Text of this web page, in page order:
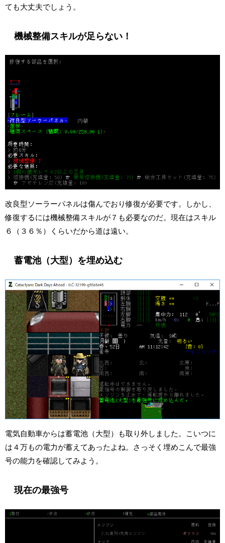
ても大丈夫でしょう。
機械整備スキルが足らない！
改良型ソーラーパネルは傷んでおり修復が必要です。しかし、
修復するには機械整備スキルが７も必要なのだ。現在はスキル
６（３６％）くらいだから道は遠い。
蓄電池（大型）を埋め込む
電気自動車からは蓄電池（大型）も取り外しました。こいつに
は４万もの電力が蓄えてあったよね。さっそく埋めこんで最強
号の能力を確認してみよう。
現在の最強号